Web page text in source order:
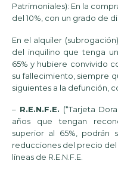
Patrimoniales): En la
del 10%, con un grado de
En el alquiler
del inquilino que tenga
65% y hubiere convivido
su fallecimiento, siempre
siguientes a la defunción,
– R.E.N.F.E. (“Tarjeta
años que tengan
superior al 65%, podrán
reducciones del precio
líneas de R.E.N.F.E.